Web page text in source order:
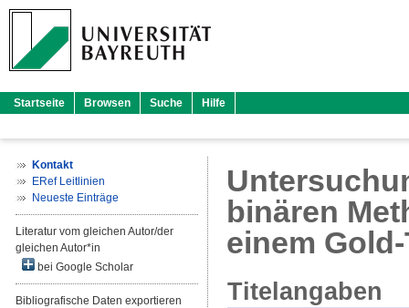
Startseite Browsen Suche Hilfe
Kontakt
ERef Leitlinien
Neueste Einträge
Literatur vom gleichen Autor/der
gleichen Autor*in
bei Google Scholar
Bibliografische Daten exportieren
binären
einem
Titelangaben